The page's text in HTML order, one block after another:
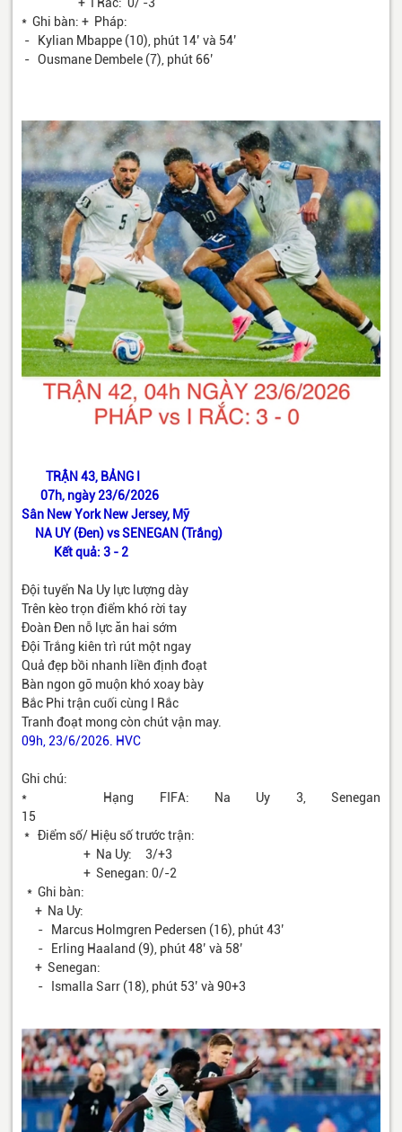
+ I Rắc: 0/ -3
* Ghi bàn: + Pháp:
- Kylian Mbappe (10), phút 14’ và 54’
- Ousmane Dembele (7), phút 66’
TRẬN 43, BẢNG I
07h, ngày 23/6/2026
Sân New York New Jersey, Mỹ
NA UY (Đen) vs SENEGAN (Trắng)
Kết quả: 3 - 2
Đội tuyển Na Uy lực lượng dày
Trên kèo trọn điểm khó rời tay
Đoàn Đen nỗ lực ăn hai sớm
Đội Trắng kiên trì rút một ngay
Quả đẹp bồi nhanh liền định đoạt
Bàn ngon gỡ muộn khó xoay bày
Bắc Phi trận cuối cùng I Rắc
Tranh đoạt mong còn chút vận may.
09h, 23/6/2026. HVC
Ghi chú:
* Hạng FIFA: Na Uy 3, Senegan
15
* Điểm số/ Hiệu số trước trận:
+ Na Uy: 3/+3
+ Senegan: 0/-2
* Ghi bàn:
+ Na Uy:
- Marcus Holmgren Pedersen (16), phút 43’
- Erling Haaland (9), phút 48’ và 58’
+ Senegan:
- Ismalla Sarr (18), phút 53’ và 90+3